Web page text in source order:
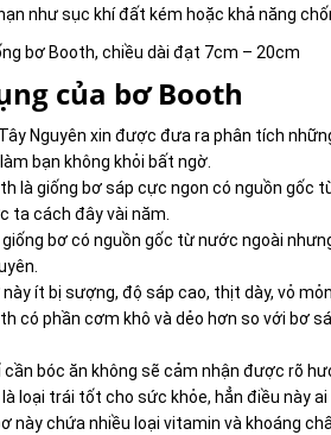
như sục khí đất kém hoặc khả năng
bơ Booth, chiều dài đạt 7cm – 20cm
của bơ Booth
Nguyên xin được đưa ra phân tích
bạn không khỏi bất ngờ.
là giống bơ sáp cực ngon có nguồn gốc
ta cách đây vài năm.
giống bơ có nguồn gốc từ nước ngoài
này ít bị sượng, độ sáp cao, thịt dày, vỏ
có phần cơm khô và dẻo hơn so với bơ
cần bóc ăn không sẽ cảm nhận được rõ
loại trái tốt cho sức khỏe, hẳn điều này
này chứa nhiều loại vitamin và khoáng